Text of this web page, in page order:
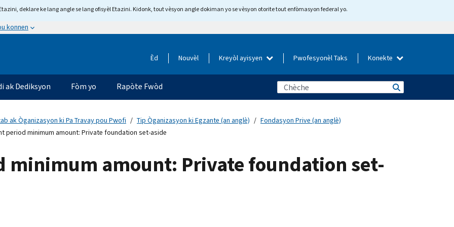
deklare ke lang angle se lang ofisyèl Etazini. Kidonk, tout vèsyon angle dokiman yo se vèsyon otorite tout enfòmasyon federal yo.
konnen
Èd Nouvèl Kreyòl ayisyen Pwofesyonèl Taks Konekte
ak Dediksyon Fòm yo Rapòte Fwòd
ak Òganizasyon ki Pa Travay pou Pwofi Tip Òganizasyon ki Egzante (an anglè)
Fondasyon Prive (an anglè)
period minimum amount: Private foundation set-aside
minimum amount: Private foundation set-